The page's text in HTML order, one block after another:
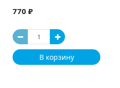
770 ₽
В корзину